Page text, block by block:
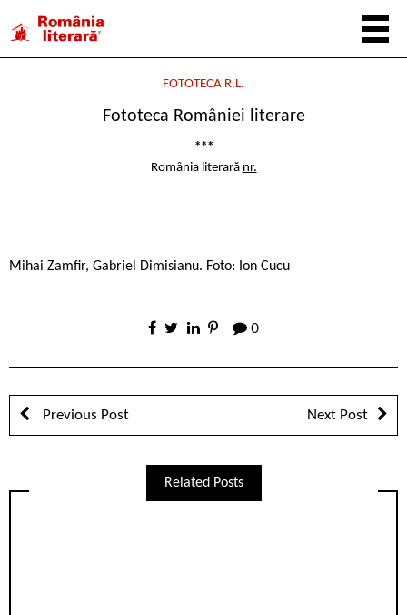
FOTOTECA R.L.
Fototeca României literare
***
România literară nr.
Mihai Zamfir, Gabriel Dimisianu. Foto: Ion Cucu
0
Previous Post Next Post
Related Posts